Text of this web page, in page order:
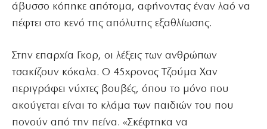
άβυσσο κόπηκε απότομα, αφήνοντας έναν λαό να
πέφτει στο κενό της απόλυτης εξαθλίωσης.
Στην επαρχία Γκορ, οι λέξεις των ανθρώπων
τσακίζουν κόκαλα. Ο 45χρονος Τζούμα Χαν
περιγράφει νύχτες βουβές, όπου το μόνο που
ακούγεται είναι το κλάμα των παιδιών του που
πονούν από την πείνα. «Σκέφτηκα να